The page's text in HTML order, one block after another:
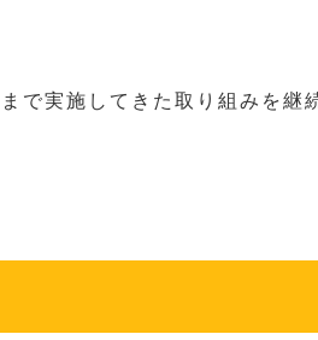
で実施してきた取り組みを継